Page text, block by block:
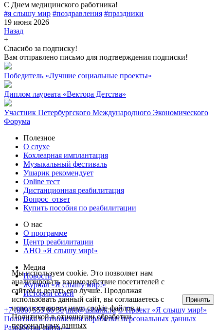
С Днем медицинского работника!
#я слышу мир #поздравления #праздники
19 июня 2026
Назад
+
Спасибо за подписку!
Вам отправлено письмо для подтверждения подписки!
Победитель «Лучшие социальные проекты»
Диплом лауреата «Вектора Детства»
Участник Петербургского Международного Экономического
Форума
Полезное
О слухе
Кохлеарная имплантация
Музыкальный фестиваль
Ушарик рекомендует
Online тест
Дистанционная реабилитация
Вопрос–ответ
Купить пособия по реабилитации
О нас
О программе
Центр реабилитации
АНО «Я слышу мир!»
Медиа
Новости
Журнал «Я слышу мир!»
Истории семей
+7 (800) 555 66 56 info@usharik.ru © Проект «Я слышу мир!»
Политика в отношении обработки персональных данных
Разработка сайта —
Мы используем cookie. Это позволяет нам
анализировать взаимодействие посетителей с
сайтом и делать его лучше. Продолжая
использовать данный сайт, вы соглашаетесь с
использованием нами cookie-файлов и
Политикой в отношении обработки
персональных данных
Принять